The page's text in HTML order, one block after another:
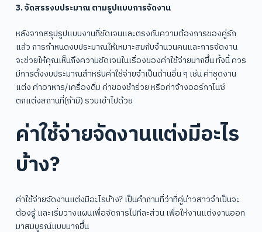
3. จัดสรรงบประมาณ ตามรูปแบบการจัดงาน
หลังจากสรุปรูปแบบงานที่ชัดเจนและตรงกับความต้องการของคู่รัก
แล้ว การกำหนดงบประมาณให้เหมาะสมกับจำนวนคนและการจัดงาน
จะช่วยให้คุณเห็นถึงความชัดเจนในเรื่องของค่าใช้จ่ายมากขึ้น ทั้งนี้ ควร
มีการตั้งงบประมาณสำหรับค่าใช้จ่ายจำเป็นด้านอื่น ๆ เช่น ค่าชุดงาน
แต่ง ค่าอาหาร/เครื่องดื่ม ค่าของชำร่วย หรือค่าจ้างออร์กาไนซ์
ตกแต่งสถานที่(ถ้ามี) รวมเข้าไปด้วย
ค่าใช้จ่ายจัดงานแต่งมีอะไร
บ้าง?
ค่าใช้จ่ายจัดงานแต่งมีอะไรบ้าง? เป็นคำถามที่ว่าที่คู่บ่าวสาวจำเป็นจะ
ต้องรู้ และเริ่มวางแผนเพื่อจัดการไปทีละส่วน เพื่อให้งานแต่งงานออก
มาสมบูรณ์แบบมากขึ้น